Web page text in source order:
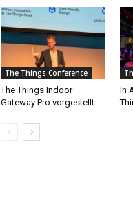
The Things Conference
The Things Indoor
Gateway Pro vorgestellt
In